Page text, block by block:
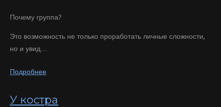
Почему группа?
Это возможность не только проработать личные сложности,
но и увид…
Подробнее
У костра